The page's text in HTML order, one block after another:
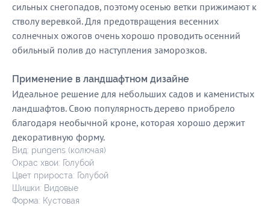
сильных снегопадов, поэтому осенью ветки прижимают к
стволу веревкой. Для предотвращения весенних
солнечных ожогов очень хорошо проводить осенний
обильный полив до наступления заморозков.
Применение в ландшафтном дизайне
Идеальное решение для небольших садов и каменистых
ландшафтов. Свою популярность дерево приобрело
благодаря необычной кроне, которая хорошо держит
декоративную форму.
Вид: pungens (колючая)
Окрас хвои: Голубой
Цвет прироста: Голубой
Шишки: Видовые
Форма: Кустовая